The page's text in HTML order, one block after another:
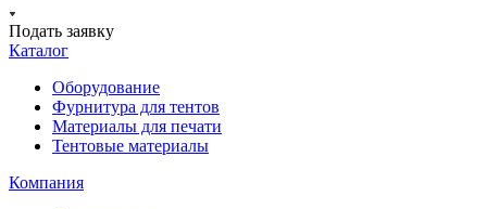
Подать заявку
Каталог
Оборудование
Фурнитура для тентов
Материалы для печати
Тентовые материалы
Компания